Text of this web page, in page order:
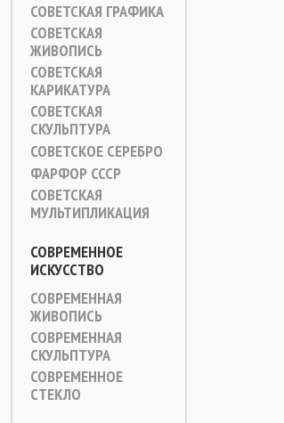
СОВЕТСКАЯ ГРАФИКА
СОВЕТСКАЯ
ЖИВОПИСЬ
СОВЕТСКАЯ
КАРИКАТУРА
СОВЕТСКАЯ
СКУЛЬПТУРА
СОВЕТСКОЕ СЕРЕБРО
ФАРФОР СССР
СОВЕТСКАЯ
МУЛЬТИПЛИКАЦИЯ
СОВРЕМЕННОЕ
ИСКУССТВО
СОВРЕМЕННАЯ
ЖИВОПИСЬ
СОВРЕМЕННАЯ
СКУЛЬПТУРА
СОВРЕМЕННОЕ
СТЕКЛО